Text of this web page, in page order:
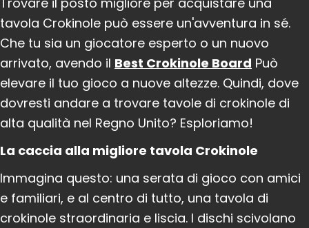
tavola Crokinole può essere un'avventura in sé.
Che tu sia un giocatore esperto o un nuovo
arrivato, avendo il Best Crokinole Board Può
elevare il tuo gioco a nuove altezze. Quindi, dove
dovresti andare a trovare tavole di crokinole di
alta qualità nel Regno Unito? Esploriamo!
La caccia alla migliore tavola Crokinole
Immagina questo: una serata di gioco con amici
e familiari, e al centro di tutto, una tavola di
crokinole straordinaria e liscia. I dischi scivolano